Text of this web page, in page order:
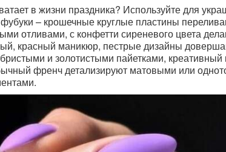
в жизни праздника? Используйте для
– крошечные круглые пластины
отливами, с конфетти сиреневого цвета
красный маникюр, пестрые дизайны
и золотистыми пайетками, креативный
френч детализируют матовыми или